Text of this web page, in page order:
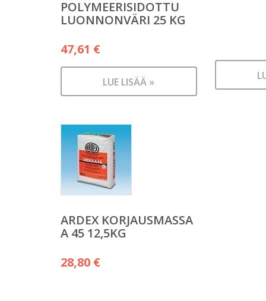
POLYMEERISIDOTTU
LUONNONVÄRI 25 KG
47,61 €
LUE LISÄÄ »
ARDEX KORJAUSMASSA
A 45 12,5KG
28,80 €